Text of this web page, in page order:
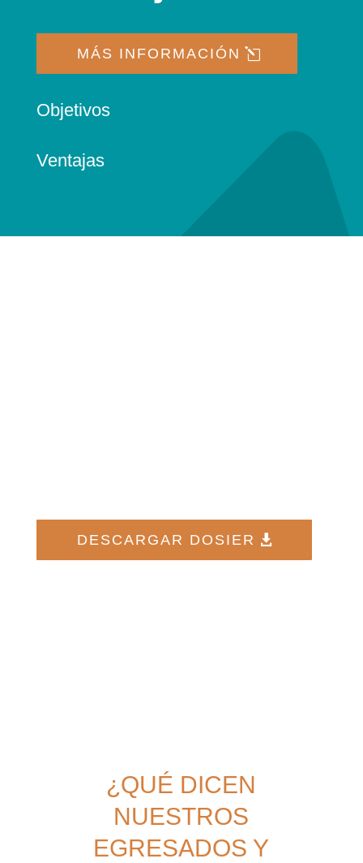
MÁS INFORMACIÓN
Objetivos
Ventajas
DESCARGAR DOSIER
¿QUÉ DICEN
NUESTROS
EGRESADOS Y